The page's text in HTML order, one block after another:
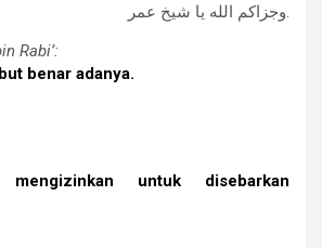
وجزاكم الله يا شيخ عمر.
Rabi’:
benar adanya.
untuk disebarkan